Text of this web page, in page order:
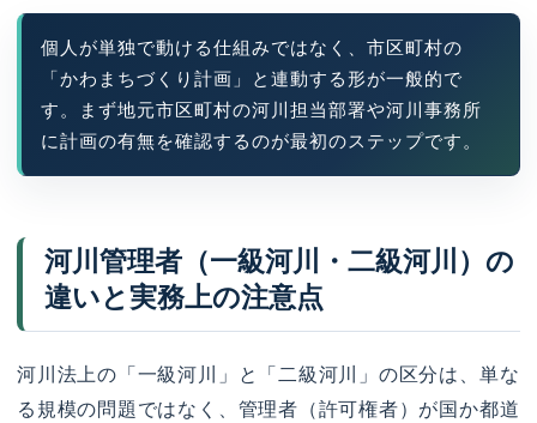
個人が単独で動ける仕組みではなく、市区町村の
「かわまちづくり計画」と連動する形が一般的で
す。まず地元市区町村の河川担当部署や河川事務所
に計画の有無を確認するのが最初のステップです。
河川管理者（一級河川・二級河川）の
違いと実務上の注意点
河川法上の「一級河川」と「二級河川」の区分は、単な
る規模の問題ではなく、管理者（許可権者）が国か都道